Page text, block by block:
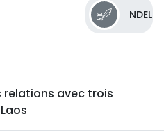
NDEL
relations avec trois